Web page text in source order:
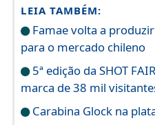
LEIA TAMBÉM:
Famae volta a
para o mercado chileno
5ª edição da SHOT
marca de 38 mil
Carabina Glock na